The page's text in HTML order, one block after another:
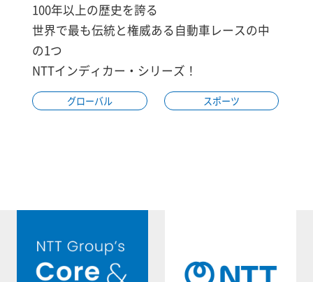
100年以上の歴史を誇る
世界で最も伝統と権威ある自動車レースの中
の1つ
NTTインディカー・シリーズ！
グローバル スポーツ